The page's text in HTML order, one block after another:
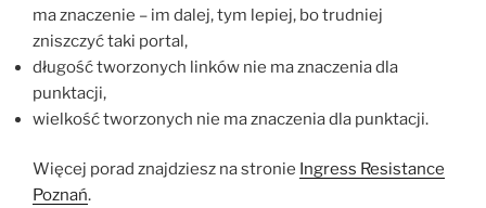
ma znaczenie – im dalej, tym lepiej, bo trudniej
zniszczyć taki portal,
długość tworzonych linków nie ma znaczenia dla
punktacji,
wielkość tworzonych nie ma znaczenia dla punktacji.
Więcej porad znajdziesz na stronie Ingress Resistance
Poznań.